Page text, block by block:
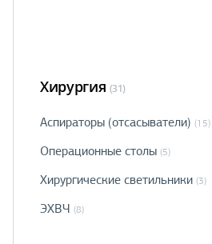
Хирургия (31)
Аспираторы (отсасыватели) (15)
Операционные столы (5)
Хирургические светильники (3)
ЭХВЧ (8)